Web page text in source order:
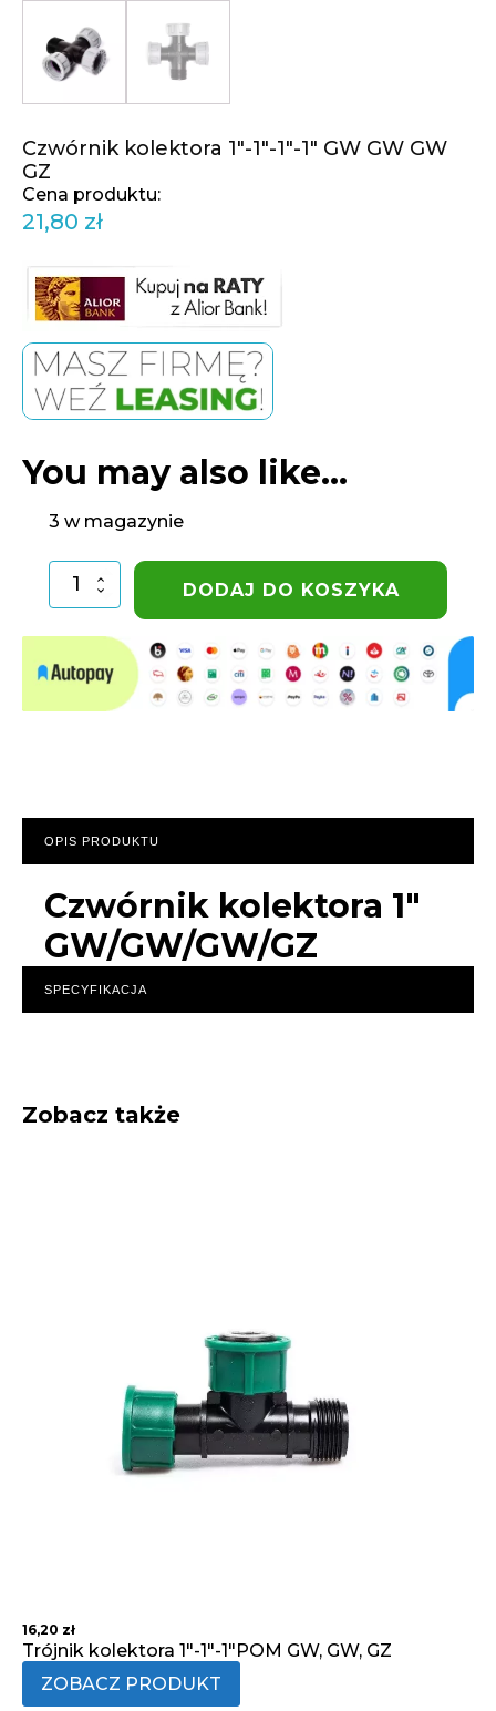
Czwórnik kolektora 1"-1"-1"-1" GW GW GW
GZ
21,80 zł
You may also like…
3 w magazynie
ilość
Czwórnik
kolektora
GW
GW
GZ
DODAJ DO KOSZYKA
OPIS PRODUKTU
Czwórnik kolektora 1"
GW/GW/GW/GZ
SPECYFIKACJA
Zobacz także
16,20 zł
Trójnik kolektora 1"-1"-1"POM GW, GW, GZ
ZOBACZ PRODUKT